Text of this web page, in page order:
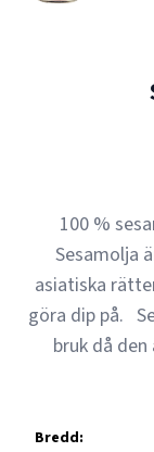
100 %
Sesamolja
asiatiska
göra dip på.
bruk då
Bredd: